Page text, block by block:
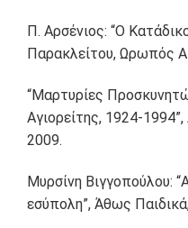
Π. Αρσένιος: “Ο
Παρακλείτου, Ωρωπός
“Μαρτυρίες
Αγιορείτης, 1924-
2009.
Μυρσίνη Βιγγοπούλου:
εσύπολη”, Άθως